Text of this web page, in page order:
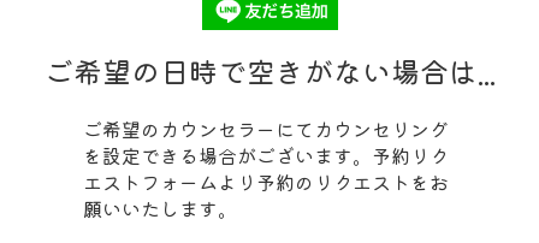
ご希望の日時で空きがない場合は...
ご希望のカウンセラーにてカウンセリング
を設定できる場合がございます。予約リク
エストフォームより予約のリクエストをお
願いいたします。